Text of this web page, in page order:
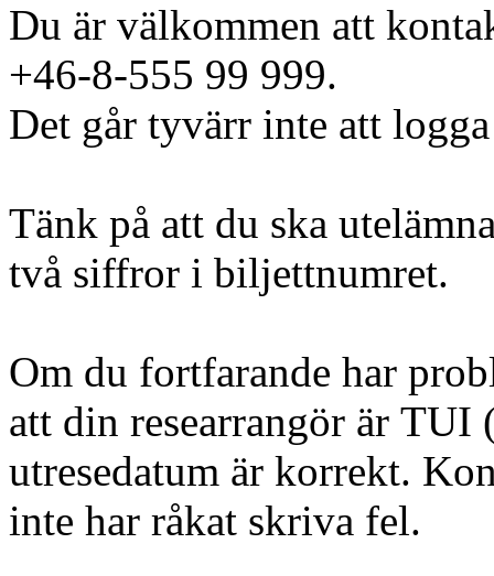
Du är välkommen att
+46-8-555 99 999.
Det går tyvärr inte att
Tänk på att du ska
två siffror i biljettnumret.
Om du fortfarande har
att din researrangör är TUI
utresedatum är korrekt.
inte har råkat skriva fel.